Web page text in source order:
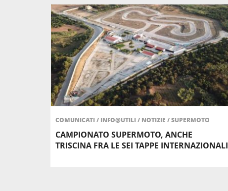
COMUNICATI/ INFO@UTILI/ NOTIZIE /SUPERMOTO
CAMPIONATO SUPERMOTO, ANCHE
TRISCINA FRA LE SEI TAPPE INTERNAZIONALI